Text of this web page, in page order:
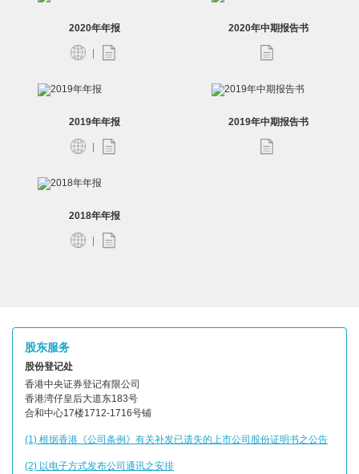
2020年年报 2020年中期报告书
2019年年报 2019年中期报告书
2018年年报
股东服务
股份登记处
香港中央证券登记有限公司
香港湾仔皇后大道东183号
合和中心17楼1712-1716号铺
(1) 根据香港《公司条例》有关补发已遗失的上市公司股份证明书之公告
(2) 以电子方式发布公司通讯之安排